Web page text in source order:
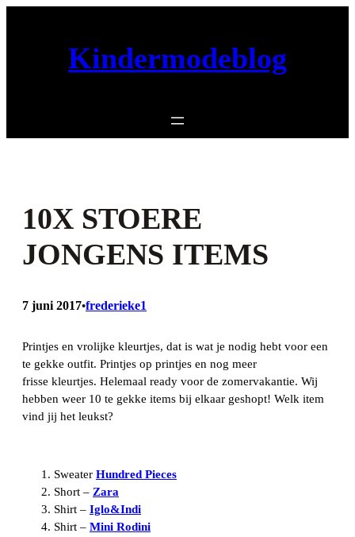
Kindermodeblog
10X STOERE
JONGENS ITEMS
7 juni 2017•frederieke1
Printjes en vrolijke kleurtjes, dat is wat je nodig hebt voor een
te gekke outfit. Printjes op printjes en nog meer
frisse kleurtjes. Helemaal ready voor de zomervakantie. Wij
hebben weer 10 te gekke items bij elkaar geshopt! Welk item
vind jij het leukst?
Sweater Hundred Pieces
Short – Zara
Shirt – Iglo&Indi
Shirt – Mini Rodini